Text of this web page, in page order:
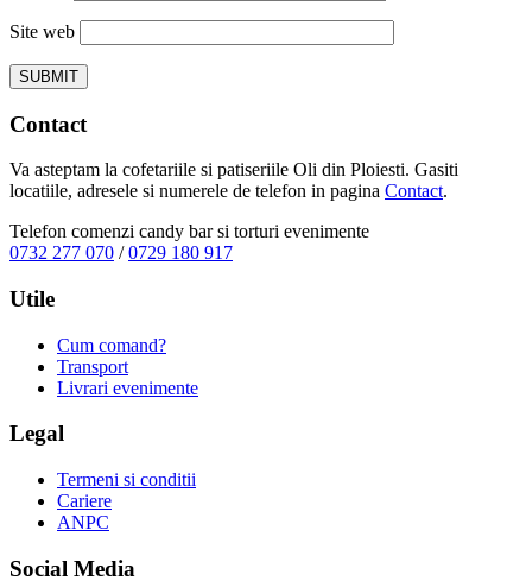
Site web
Contact
Va asteptam la cofetariile si patiseriile Oli din Ploiesti. Gasiti
locatiile, adresele si numerele de telefon in pagina Contact.
Telefon comenzi candy bar si torturi evenimente
0732 277 070 /0729 180 917
Utile
Cum comand?
Transport
Livrari evenimente
Legal
Termeni si conditii
Cariere
ANPC
Social Media